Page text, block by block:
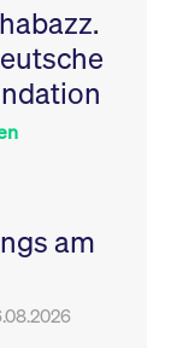
am
Leistung der Website
zu messen. Es handelt
sich um ein Muster-
Cookie, bei dem auf
das Präfix _pk_ses
eine kurze Reihe von
6
Dieses Cookie dient
Speicherung der
Einwilligungs- und
des Nutzers für ihre
Interaktion mit der
Sitzungen geehrt